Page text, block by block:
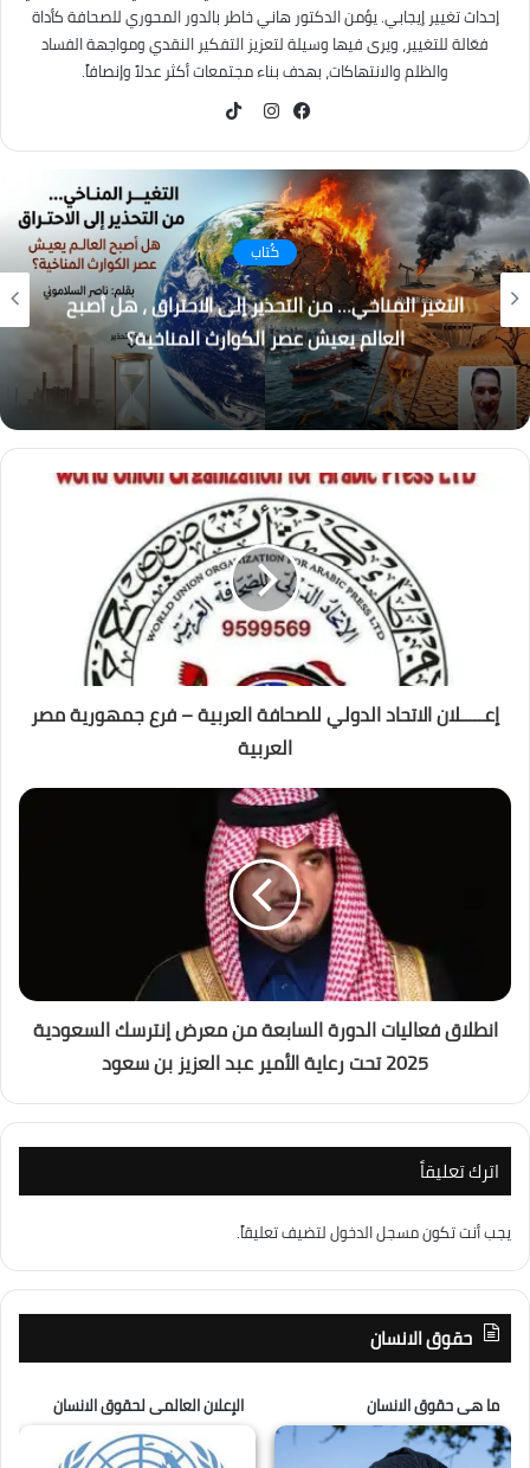
إحداث تغيير إيجابي. يؤمن الدكتور هاني خاطر بالدور المحوري للصحافة كأداة
فعّالة للتغيير، ويرى فيها وسيلة لتعزيز التفكير النقدي ومواجهة الفساد
والظلم والانتهاكات، بهدف بناء مجتمعات أكثر عدلاً وإنصافاً.
كُتاب
التغير المناخي… من التحذير إلى الاحتراق ، هل أصبح
العالم يعيش عصر الكوارث المناخية؟
إعـــــلان الاتحاد الدولي للصحافة العربية – فرع جمهورية مصر
العربية
انطلاق فعاليات الدورة السابعة من معرض إنترسك السعودية
2025 تحت رعاية الأمير عبد العزيز بن سعود
اترك تعليقاً
يجب أنت تكونمسجل الدخوللتضيف تعليقاً.
حقوق الانسان
ما هى حقوق الانسان الإعلان العالمى لحقوق الانسان